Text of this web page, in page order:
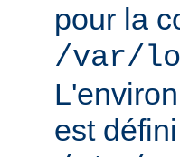
pour la
/var/
est